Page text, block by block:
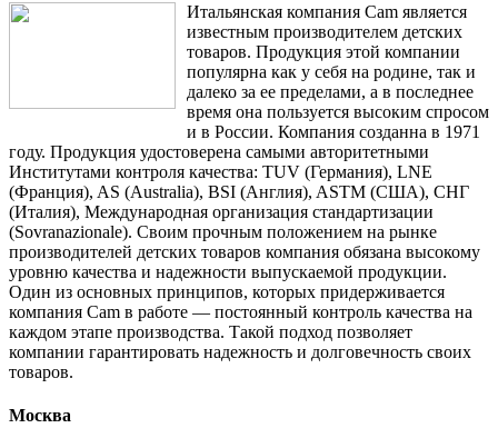
Итальянская компания Cam является
известным производителем детских
товаров. Продукция этой компании
популярна как у себя на родине, так и
далеко за ее пределами, а в последнее
время она пользуется высоким спросом
и в России. Компания созданна в 1971
году. Продукция удостоверена самыми авторитетными
Институтами контроля качества: TUV (Германия), LNE
(Франция), AS (Australia), BSI (Англия), ASTM (США), СНГ
(Италия), Международная организация стандартизации
(Sovranazionale). Своим прочным положением на рынке
производителей детских товаров компания обязана высокому
уровню качества и надежности выпускаемой продукции.
Один из основных принципов, которых придерживается
компания Cam в работе — постоянный контроль качества на
каждом этапе производства. Такой подход позволяет
компании гарантировать надежность и долговечность своих
товаров.
Москва